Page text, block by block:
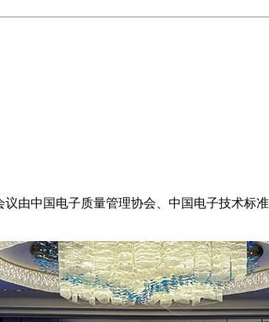
由中国电子质量管理协会、中国电子技术标